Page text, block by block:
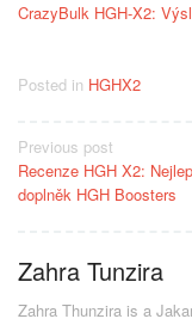
CrazyBulk HGH-X2:
Posted in HGHX2
Post
navigation
Previous post
Recenze HGH X2:
doplněk HGH Boosters
Zahra Tunzira
Zahra Thunzira is a